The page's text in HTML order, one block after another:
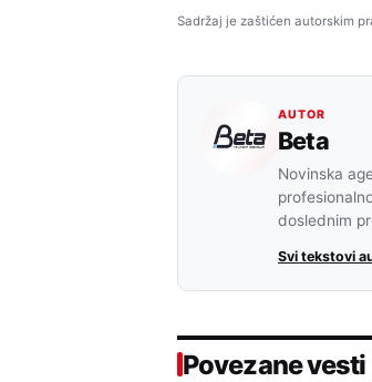
Sadržaj je zaštićen autorskim
AUTOR
Beta
Novinska
doslednim
Svi tekstovi
Povezane vesti